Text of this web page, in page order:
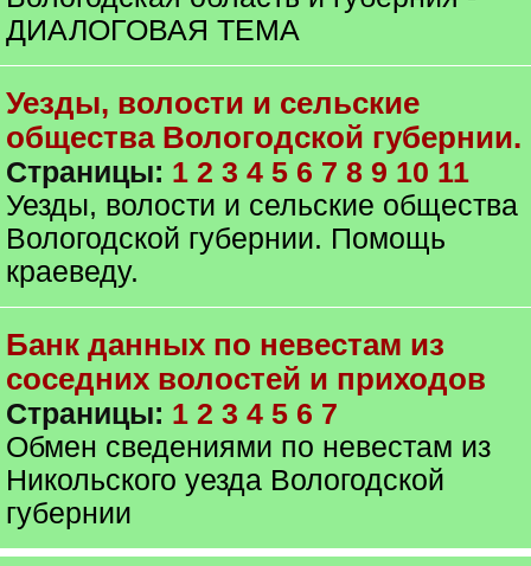
ДИАЛОГОВАЯ ТЕМА
Уезды, волости и сельские
общества Вологодской губернии.
Страницы: 1 2 3 4 5 6 7 8 9 10 11
Уезды, волости и сельские общества
Вологодской губернии. Помощь
краеведу.
Банк данных по невестам из
соседних волостей и приходов
Страницы: 1 2 3 4 5 6 7
Обмен сведениями по невестам из
Никольского уезда Вологодской
губернии